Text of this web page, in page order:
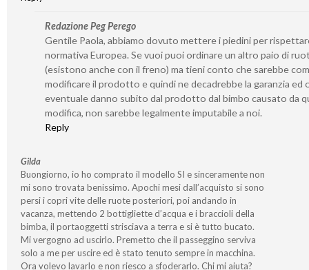
Redazione Peg Perego
Gentile Paola, abbiamo dovuto mettere i piedini per
normativa Europea. Se vuoi puoi ordinare un altro paio di
(esistono anche con il freno) ma tieni conto che sarebbe
modificare il prodotto e quindi ne decadrebbe la garanzia ed
eventuale danno subito dal prodotto dal bimbo causato da
modifica, non sarebbe legalmente imputabile a noi.
Reply
Gilda
Buongiorno, io ho comprato il modello SI e sinceramente non
mi sono trovata benissimo. Apochi mesi dall’acquisto si sono
persi i copri vite delle ruote posteriori, poi andando in
vacanza, mettendo 2 bottigliette d’acqua e i braccioli della
bimba, il portaoggetti strisciava a terra e si è tutto bucato.
Mi vergogno ad uscirlo. Premetto che il passeggino serviva
solo a me per uscire ed è stato tenuto sempre in macchina.
Ora volevo lavarlo e non riesco a sfoderarlo. Chi mi aiuta?